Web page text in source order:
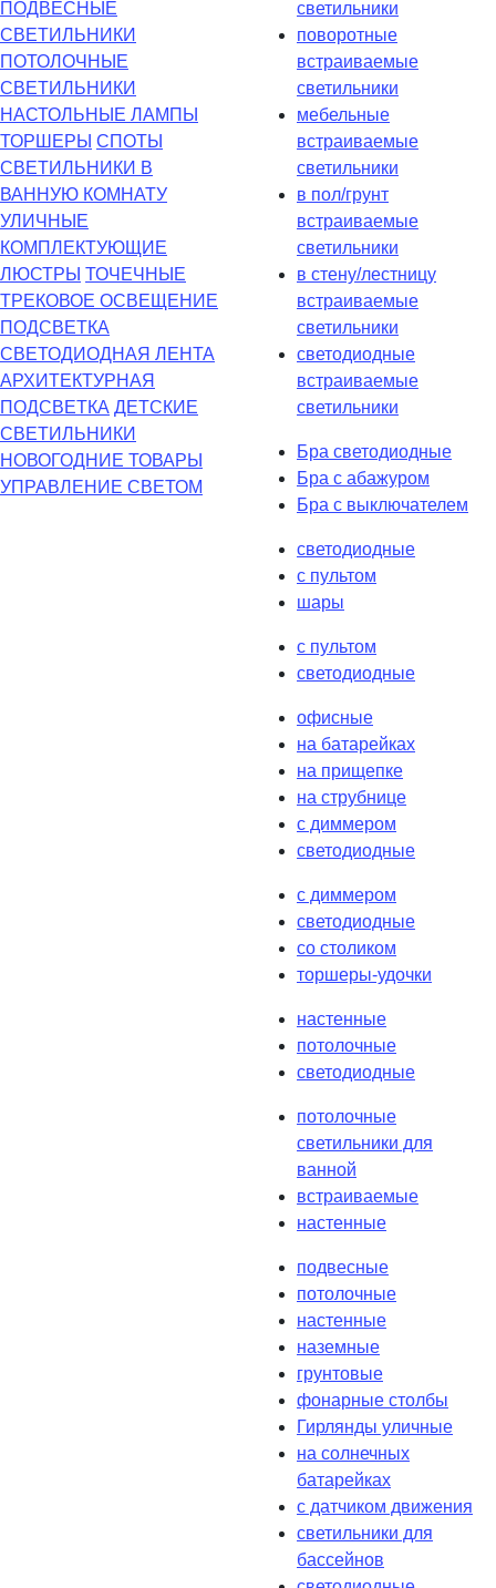
ПОДВЕСНЫЕ
СВЕТИЛЬНИКИ
ПОТОЛОЧНЫЕ
СВЕТИЛЬНИКИ
НАСТОЛЬНЫЕ ЛАМПЫ
ТОРШЕРЫ СПОТЫ
СВЕТИЛЬНИКИ В
ВАННУЮ КОМНАТУ
УЛИЧНЫЕ
КОМПЛЕКТУЮЩИЕ
ЛЮСТРЫ ТОЧЕЧНЫЕ
ТРЕКОВОЕ ОСВЕЩЕНИЕ
ПОДСВЕТКА
СВЕТОДИОДНАЯ ЛЕНТА
АРХИТЕКТУРНАЯ
ПОДСВЕТКА ДЕТСКИЕ
СВЕТИЛЬНИКИ
НОВОГОДНИЕ ТОВАРЫ
УПРАВЛЕНИЕ СВЕТОМ
светильники
поворотные
встраиваемые
светильники
мебельные
встраиваемые
светильники
в пол/грунт
встраиваемые
светильники
в стену/лестницу
встраиваемые
светильники
светодиодные
встраиваемые
светильники
Бра светодиодные
Бра с абажуром
Бра с выключателем
светодиодные
с пультом
шары
с пультом
светодиодные
офисные
на батарейках
на прищепке
на струбнице
с диммером
светодиодные
с диммером
светодиодные
со столиком
торшеры-удочки
настенные
потолочные
светодиодные
потолочные
светильники для
ванной
встраиваемые
настенные
подвесные
потолочные
настенные
наземные
грунтовые
фонарные столбы
Гирлянды уличные
на солнечных
батарейках
с датчиком движения
светильники для
бассейнов